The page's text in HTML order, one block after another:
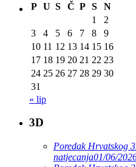
P U S Č P S
N
1
2
3
4 5 6 7 8
9
10 11 12 13 14 15 16
17 18 19 20 21 22 23
24 25 26 27 28 29 30
31
« lip
3D
Poredak Hrvatskog
natjecanja01/06/